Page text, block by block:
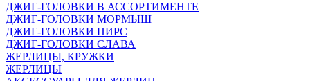
ДЖИГ-ГОЛОВКИ В АССОРТИМЕНТЕ
ДЖИГ-ГОЛОВКИ МОРМЫШ
ДЖИГ-ГОЛОВКИ ПИРС
ДЖИГ-ГОЛОВКИ СЛАВА
ЖЕРЛИЦЫ, КРУЖКИ
ЖЕРЛИЦЫ